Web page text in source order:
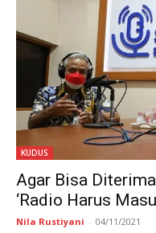
KUDUS
Agar Bisa
‘Radio Harus
Nila Rustiyani - 04/11/2021